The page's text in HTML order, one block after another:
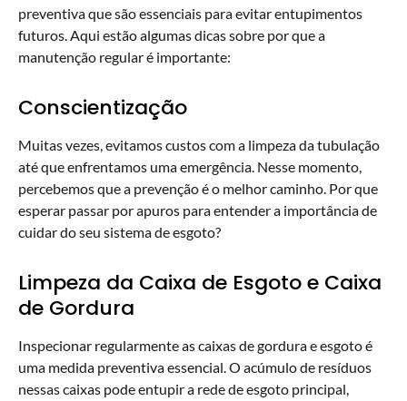
preventiva que são essenciais para evitar entupimentos
futuros. Aqui estão algumas dicas sobre por que a
manutenção regular é importante:
Conscientização
Muitas vezes, evitamos custos com a limpeza da tubulação
até que enfrentamos uma emergência. Nesse momento,
percebemos que a prevenção é o melhor caminho. Por que
esperar passar por apuros para entender a importância de
cuidar do seu sistema de esgoto?
Limpeza da Caixa de Esgoto e Caixa
de Gordura
Inspecionar regularmente as caixas de gordura e esgoto é
uma medida preventiva essencial. O acúmulo de resíduos
nessas caixas pode entupir a rede de esgoto principal,